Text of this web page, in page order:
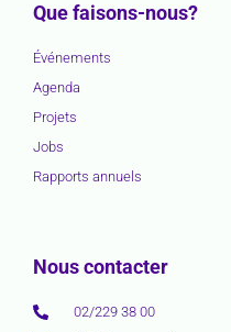
Que faisons-nous?
Événements
Agenda
Projets
Jobs
Rapports annuels
Nous contacter
02/229 38 00